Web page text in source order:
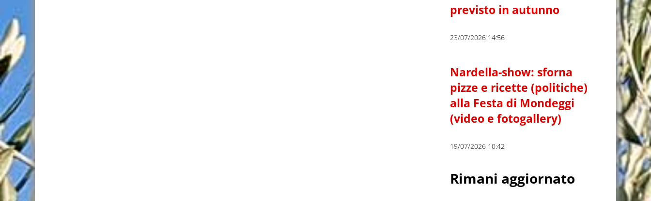
previsto in autunno
23/07/2026 14:56
Nardella-show: sforna
pizze e ricette (politiche)
alla Festa di Mondeggi
(video e fotogallery)
19/07/2026 10:42
Rimani aggiornato